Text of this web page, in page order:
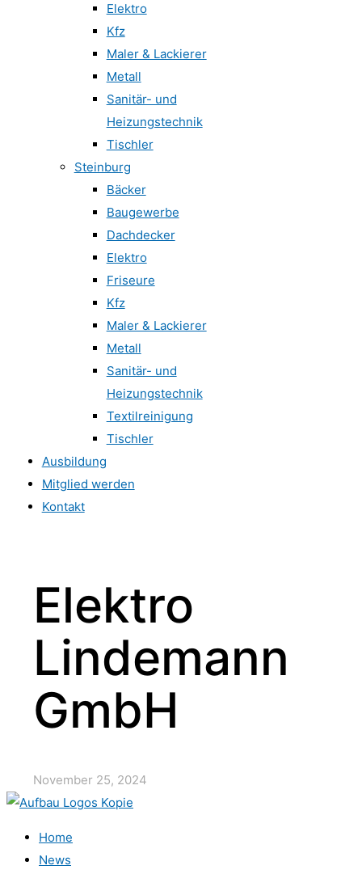
Elektro
Kfz
Maler & Lackierer
Metall
Sanitär- und
Heizungstechnik
Tischler
Steinburg
Bäcker
Baugewerbe
Dachdecker
Elektro
Friseure
Kfz
Maler & Lackierer
Metall
Sanitär- und
Heizungstechnik
Textilreinigung
Tischler
Ausbildung
Mitglied werden
Kontakt
Elektro
Lindemann
GmbH
November 25, 2024
Home
News